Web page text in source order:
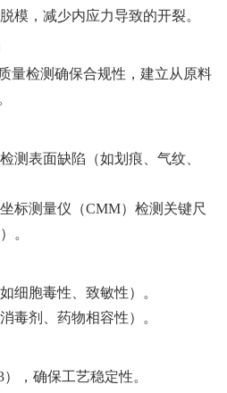
模，减少内应力导致的开裂。
量检测确保合规性，建立从原料
测表面缺陷（如划痕、气纹、
标测量仪（CMM）检测关键尺
。
细胞毒性、致敏性）。
毒剂、药物相容性）。
，确保工艺稳定性。